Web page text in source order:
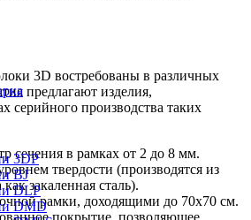
3DP
BJ
DLP
DMD
3D востребованы в различных
предлагают изделия,
серийного производства таких
сечения в рамках от 2 до 8 мм.
твердости (производятся из
закаленная сталь).
рамки, доходящими до 70х70 см.